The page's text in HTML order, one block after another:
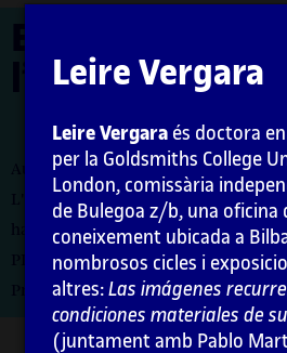
El comissariat i
Autora: Leire Vergara
L'encàrrec i la creació d'aquest recurs
han estat coordinats per la
PID_00276568
Primera edició: febrer 2021
Leire Vergara
Leire Vergara és doctora
per la Goldsmiths College
London, comissària
de Bulegoa z/b, una oficina
coneixement ubicada a
nombrosos cicles i
altres: Las imágenes
condiciones materiales de
(juntament amb Pablo